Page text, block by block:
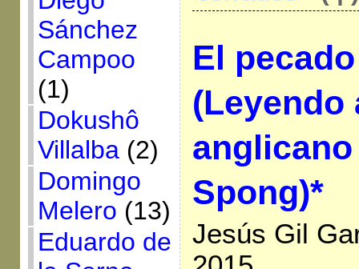
Sánchez
Campoo
(1)
Dokushô
Villalba(2)
Domingo
Melero (13)
Eduardo de
El
(Leyendo
Spong)*
Jesús Gil